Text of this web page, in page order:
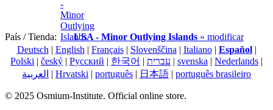
País / Tienda: USA - Minor Outlying Islands » modificar
Deutsch | English | Français| Slovenščina | Italiano| Español|
Polski | český | Pусский | 한국어 | עברית | svenska | Nederlands |
العربية | Hrvatski | português | 日本語 | português brasileiro
© 2025 Osmium-Institute. Official online store.